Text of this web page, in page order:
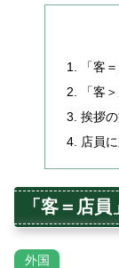
「客
「客
挨拶
店員
「客＝店
外国